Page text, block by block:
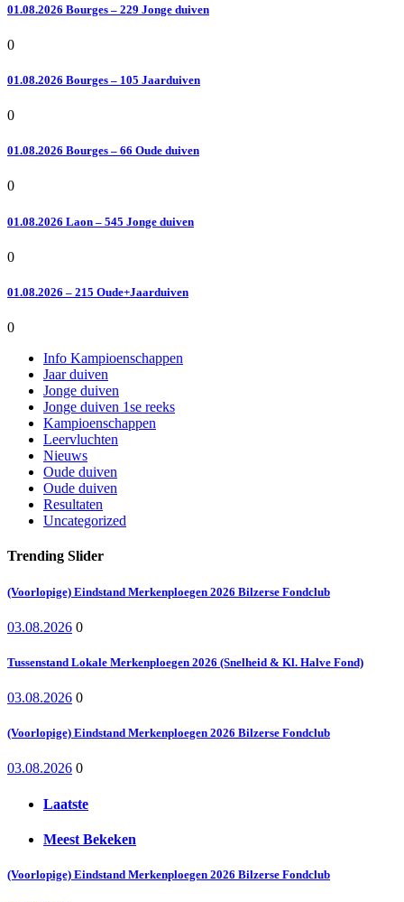
01.08.2026 Bourges – 229 Jonge duiven
0
01.08.2026 Bourges – 105 Jaarduiven
0
01.08.2026 Bourges – 66 Oude duiven
0
01.08.2026 Laon – 545 Jonge duiven
0
01.08.2026 – 215 Oude+Jaarduiven
0
Info Kampioenschappen
Jaar duiven
Jonge duiven
Jonge duiven 1se reeks
Kampioenschappen
Leervluchten
Nieuws
Oude duiven
Oude duiven
Resultaten
Uncategorized
Trending Slider
(Voorlopige) Eindstand Merkenploegen 2026 Bilzerse Fondclub
03.08.2026 0
Tussenstand Lokale Merkenploegen 2026 (Snelheid & Kl. Halve Fond)
03.08.2026 0
(Voorlopige) Eindstand Merkenploegen 2026 Bilzerse Fondclub
03.08.2026 0
Laatste
Meest Bekeken
(Voorlopige) Eindstand Merkenploegen 2026 Bilzerse Fondclub